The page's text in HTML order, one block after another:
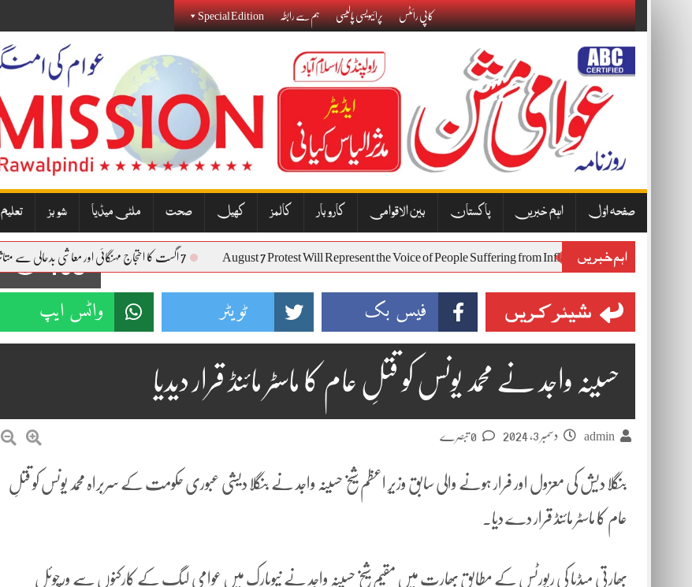
کاپی رائٹس پرائیویسی پالیسی ہم سے رابطہ Special Edition
صفحہ اوّل اہم خبریں پاکستان بین الاقوامی کاروبار کالمز کھیل صحت ملٹی میڈیا شوبز تعلیم
اہم خبریں
August 7 Protest Will Represent the Voice of People Suffering from Inflation and Economic
108
شیئر کریں فیس بک ٹویٹر واٹس ایپ
حسینہ واجد نے محمد یونس کو قتلِ عام کا ماسٹر مائنڈ قرار دیدیا
admin دسمبر 3, 2024
بنگلا دیش کی معزول اور فرار ہونے والی سابق وزیرِ اعظم شیخ حسینہ واجد نے بنگلا دیشی عبوری حکومت کے سربراہ محمد یونس کو قتلِ
عام کا ماسٹر مائنڈ قرار دے دیا۔
بھارتی میڈیا کی رپورٹس کے مطابق بھارت میں مقیم شیخ حسینہ واجد نے نیویارک میں عوامی لیگ کے کارکنوں سے ورچوئل